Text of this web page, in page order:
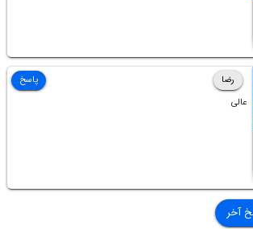
رضا
عالی
پاسخ